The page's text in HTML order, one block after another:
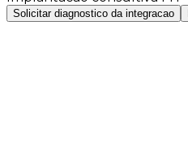
Solicitar diagnostico da integracao